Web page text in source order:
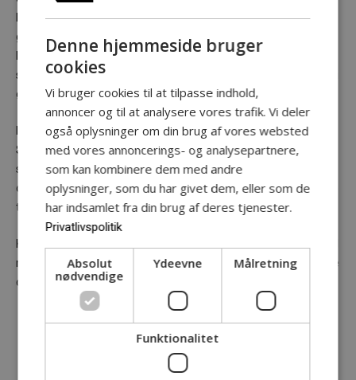
Momentum arbejder med aktuelle, eksperimenterende og ofte
grænsesøgende -og provokerende forestillinger, der udfordrer
både formen og indholdet. Eleverne møder teater, som tør stille
svære spørgsmål, vende verden på hovedet og skabe refleksion i
øjenhøjde med deres virkelighed.
Hos Momentum er nærvær og autenticitet i centrum.
Scenerummet er intimt, og eleverne kommer tæt på
skuespillerne – både fysisk og følelsesmæssigt. Det gør
oplevelsen mere intens og vedkommende end hos mange andre
teatre.
Kort sagt: På Teater Momentum møder eleverne et teater, der vil
noget med dem – ikke bare underholde, men engagere og skabe
debat.
Denne hjemmeside bruger
cookies
Vi bruger cookies til at tilpasse indhold,
annoncer og til at analysere vores trafik. Vi deler
også oplysninger om din brug af vores websted
med vores annoncerings- og analysepartnere,
som kan kombinere dem med andre
oplysninger, som du har givet dem, eller som de
har indsamlet fra din brug af deres tjenester.
Privatlivspolitik
Absolut
nødvendige
Ydeevne Målretning
Funktionalitet